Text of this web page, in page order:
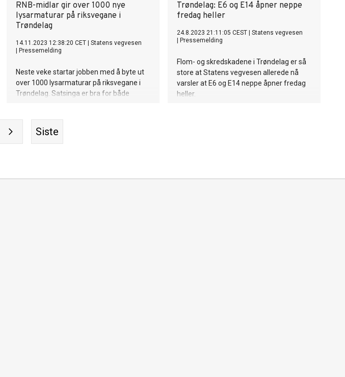
RNB-midlar gir over 1000 nye
lysarmaturar på riksvegane i
Trøndelag
14.11.2023 12:38:20 CET
Statens vegvesen
Pressemelding
Neste veke startar jobben med å byte ut
over 1000 lysarmaturar på riksvegane i
Trøndelag. Satsinga er bra for både
Trøndelag: E6 og E14 åpner neppe
fredag heller
24.8.2023 21:11:05 CEST
Statens vegvesen
Pressemelding
Flom- og skredskadene i Trøndelag er så
store at Statens vegvesen allerede nå
varsler at E6 og E14 neppe åpner fredag
heller.
Siste